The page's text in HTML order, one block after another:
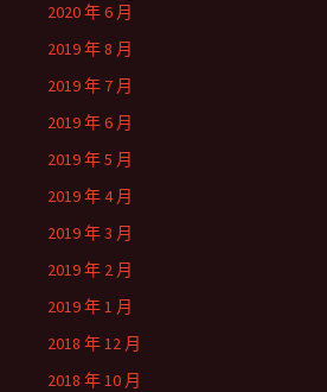
2020 年 6 月
2019 年 8 月
2019 年 7 月
2019 年 6 月
2019 年 5 月
2019 年 4 月
2019 年 3 月
2019 年 2 月
2019 年 1 月
2018 年 12 月
2018 年 10 月